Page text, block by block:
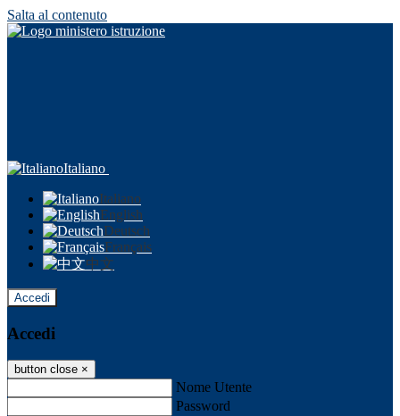
Salta al contenuto
Italiano
Italiano
English
Deutsch
Français
中文
Accedi
Accedi
button close ×
Nome Utente
Password